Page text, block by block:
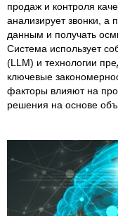
продаж и контроля
анализирует звонки, а
данным и получать
Система использует
(LLM) и технологии
ключевые
факторы влияют на
решения на основе